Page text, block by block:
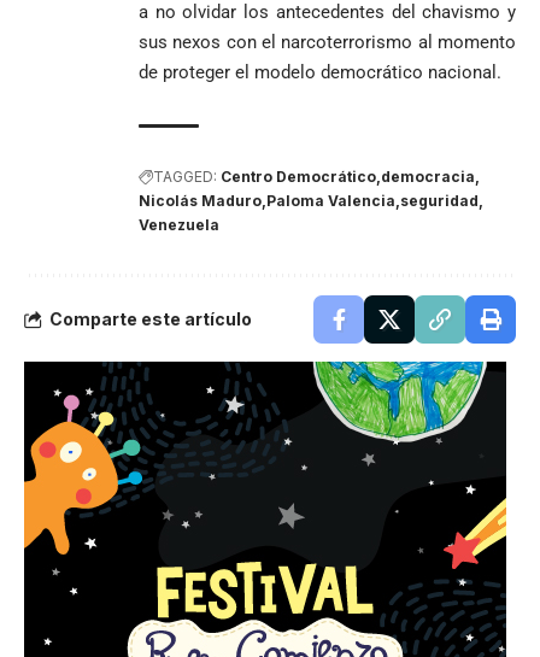
a no olvidar los antecedentes del chavismo y
sus nexos con el narcoterrorismo al momento
de proteger el modelo democrático nacional .
TAGGED: Centro Democrático democracia
Nicolás Maduro Paloma Valencia seguridad
Venezuela
Comparte este artículo